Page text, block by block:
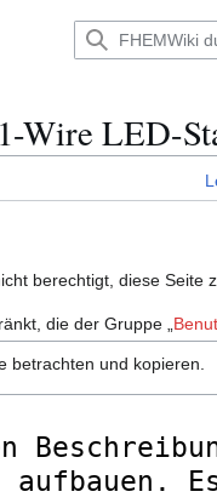
Wire LED-
berechtigt, diese Seite
die der Gruppe „
betrachten und kopieren.